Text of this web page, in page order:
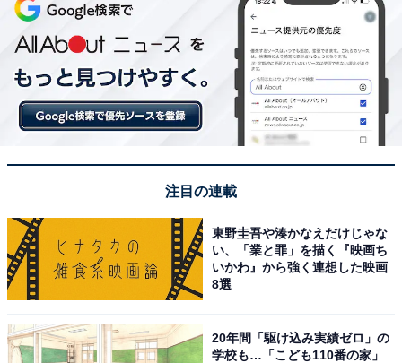
注目の連載
東野圭吾や湊かなえだけじゃな
い、「業と罪」を描く『映画ち
いかわ』から強く連想した映画
8選
20年間「駆け込み実績ゼロ」の
学校も…「こども110番の家」